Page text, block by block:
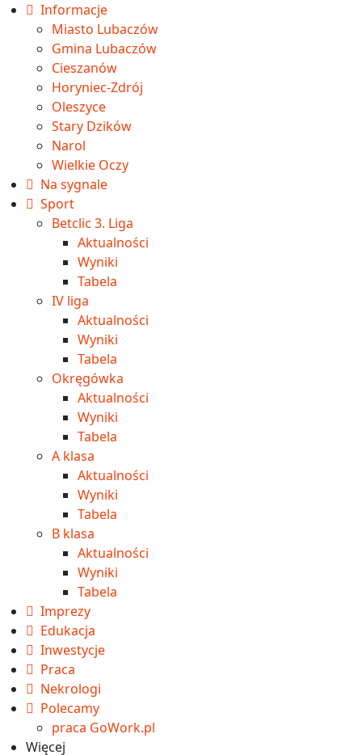
Informacje
Miasto Lubaczów
Gmina Lubaczów
Cieszanów
Horyniec-Zdrój
Oleszyce
Stary Dzików
Narol
Wielkie Oczy
Na sygnale
Sport
Betclic 3. Liga
Aktualności
Wyniki
Tabela
IV liga
Aktualności
Wyniki
Tabela
Okręgówka
Aktualności
Wyniki
Tabela
A klasa
Aktualności
Wyniki
Tabela
B klasa
Aktualności
Wyniki
Tabela
Imprezy
Edukacja
Inwestycje
Praca
Nekrologi
Polecamy
praca GoWork.pl
Więcej